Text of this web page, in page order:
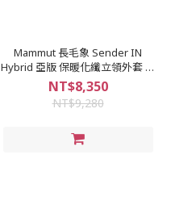
Mammut 長毛象 Sender IN
Hybrid 亞版 保暖化纖立領外套 黑
色 男款 多色 #1013-04530
NT$8,350
NT$9,280